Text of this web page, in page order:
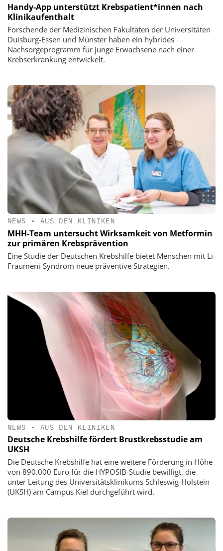
Handy-App unterstützt Krebspatient*innen nach
Klinikaufenthalt
Forschende der Medizinischen Fakultäten der Universitäten
Duisburg-Essen und Münster haben ein hybrides
Nachsorgeprogramm für junge Erwachsene nach einer
Krebserkrankung entwickelt.
NEWS • AUS DEN KLINIKEN
MHH-Team untersucht Wirksamkeit von Metformin
zur primären Krebsprävention
Eine Studie der Deutschen Krebshilfe bietet Menschen mit Li-
Fraumeni-Syndrom neue präventive Strategien.
NEWS • AUS DEN KLINIKEN
Deutsche Krebshilfe fördert Brustkrebsstudie am
UKSH
Die Deutsche Krebshilfe hat eine weitere Förderung in Höhe
von 890.000 Euro für die HYPOSIB-Studie bewilligt, die
unter Leitung des Universitätsklinikums Schleswig-Holstein
(UKSH) am Campus Kiel durchgeführt wird.